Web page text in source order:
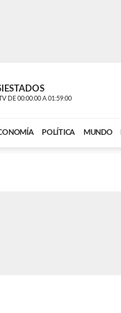
DE 00:00:00 A 01:59:00
POLÍTICA MUNDO